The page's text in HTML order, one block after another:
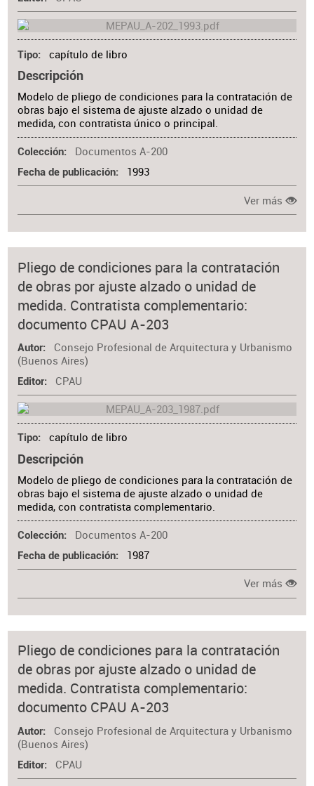
Tipo capítulo de libro
Descripción
Modelo de pliego de condiciones para la contratación de
obras bajo el sistema de ajuste alzado o unidad de
medida, con contratista único o principal.
Colección Documentos A-200
Fecha de publicación 1993
Ver más
Pliego de condiciones para la contratación
de obras por ajuste alzado o unidad de
medida. Contratista complementario:
documento CPAU A-203
Autor
Consejo Profesional de Arquitectura y Urbanismo
(Buenos Aires)
Editor CPAU
Tipo capítulo de libro
Descripción
Modelo de pliego de condiciones para la contratación de
obras bajo el sistema de ajuste alzado o unidad de
medida, con contratista complementario.
Colección Documentos A-200
Fecha de publicación 1987
Ver más
Pliego de condiciones para la contratación
de obras por ajuste alzado o unidad de
medida. Contratista complementario:
documento CPAU A-203
Autor
Consejo Profesional de Arquitectura y Urbanismo
(Buenos Aires)
Editor CPAU